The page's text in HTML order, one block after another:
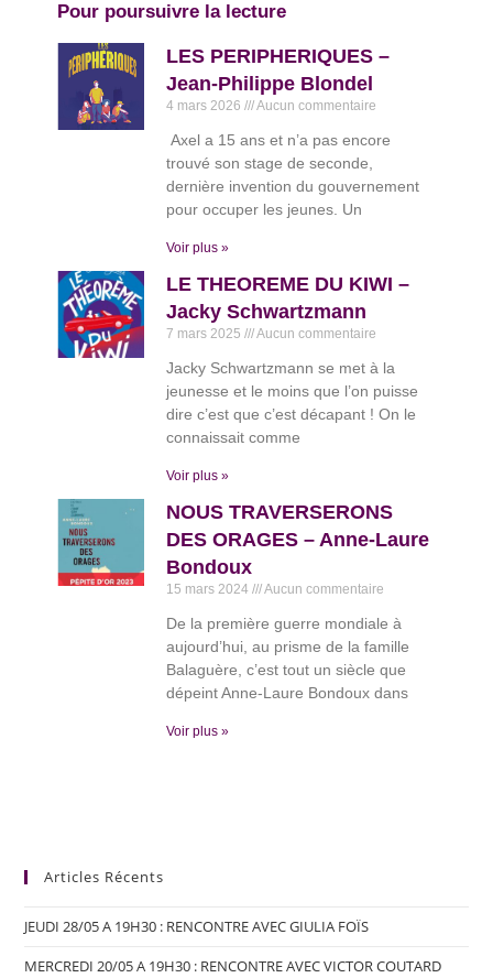
Pour poursuivre la lecture
LES PERIPHERIQUES –
Jean-Philippe Blondel
4 mars 2026 Aucun commentaire
Axel a 15 ans et n’a pas encore
trouvé son stage de seconde,
dernière invention du gouvernement
pour occuper les jeunes. Un
Voir plus »
LE THEOREME DU KIWI –
Jacky Schwartzmann
7 mars 2025 Aucun commentaire
Jacky Schwartzmann se met à la
jeunesse et le moins que l’on puisse
dire c’est que c’est décapant ! On le
connaissait comme
Voir plus »
NOUS TRAVERSERONS
DES ORAGES – Anne-Laure
Bondoux
15 mars 2024 Aucun commentaire
De la première guerre mondiale à
aujourd’hui, au prisme de la famille
Balaguère, c’est tout un siècle que
dépeint Anne-Laure Bondoux dans
Voir plus »
Articles Récents
JEUDI 28/05 A 19H30 : RENCONTRE AVEC GIULIA FOÏS
MERCREDI 20/05 A 19H30 : RENCONTRE AVEC VICTOR COUTARD